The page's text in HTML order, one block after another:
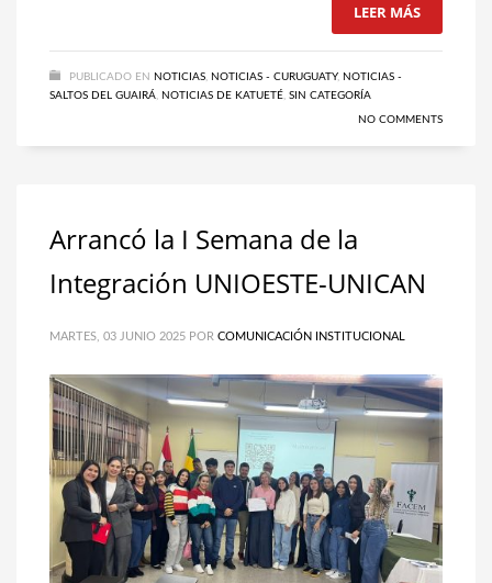
LEER MÁS
PUBLICADO EN NOTICIAS NOTICIAS - CURUGUATY, NOTICIAS -
SALTOS DEL GUAIRÁ NOTICIAS DE KATUETÉ SIN CATEGORÍA
NO COMMENTS
Arrancó la I Semana de la
Integración UNIOESTE-UNICAN
MARTES, 03 JUNIO 2025 POR COMUNICACIÓN INSTITUCIONAL